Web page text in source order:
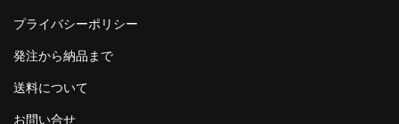
プライバシーポリシー
発注から納品まで
送料について
お問い合せ